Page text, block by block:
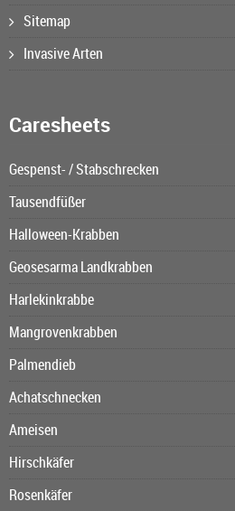
Sitemap
Invasive Arten
Caresheets
Gespenst- / Stabschrecken
Tausendfüßer
Halloween-Krabben
Geosesarma Landkrabben
Harlekinkrabbe
Mangrovenkrabben
Palmendieb
Achatschnecken
Ameisen
Hirschkäfer
Rosenkäfer